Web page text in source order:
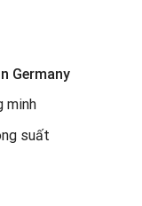
Germany
minh
suất